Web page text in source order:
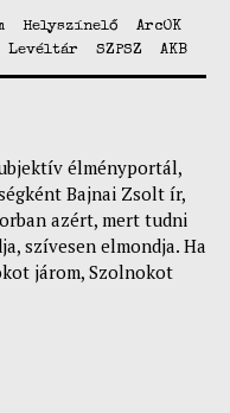
Helyszínelő
ArcOK
Levéltár SZPSZ AKB
élményportál,
Bajnai Zsolt ír,
azért, mert tudni
szívesen elmondja. Ha
járom, Szolnokot